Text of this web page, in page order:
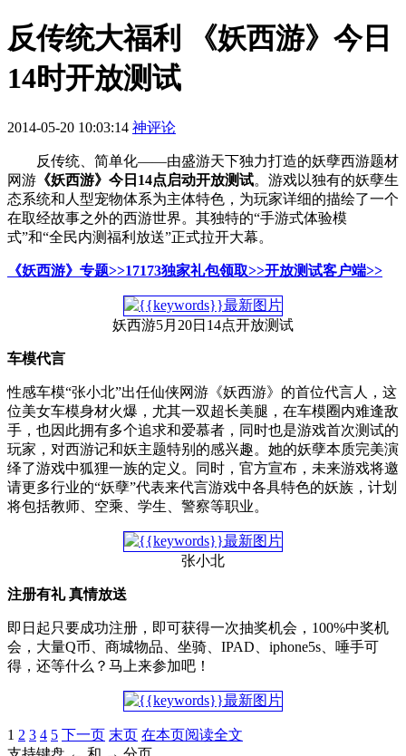
反传统大福利 《妖西游》今日
14时开放测试
2014-05-20 10:03:14 神评论
反传统、简单化——由盛游天下独力打造的妖孽西游题材
网游 《妖西游》今日14点启动开放测试。游戏以独有的妖孽生
态系统和人型宠物体系为主体特色，为玩家详细的描绘了一个
在取经故事之外的西游世界。其独特的“手游式体验模
式”和“全民内测福利放送”正式拉开大幕。
《妖西游》专题>>17173独家礼包领取>>开放测试客户端>>
妖西游5月20日14点开放测试
车模代言
性感车模“张小北”出任仙侠网游《妖西游》的首位代言人，这
位美女车模身材火爆，尤其一双超长美腿，在车模圈内难逢敌
手，也因此拥有多个追求和爱慕者，同时也是游戏首次测试的
玩家，对西游记和妖主题特别的感兴趣。她的妖孽本质完美演
绎了游戏中狐狸一族的定义。同时，官方宣布，未来游戏将邀
请更多行业的“妖孽”代表来代言游戏中各具特色的妖族，计划
将包括教师、空乘、学生、警察等职业。
张小北
注册有礼 真情放送
即日起只要成功注册，即可获得一次抽奖机会，100%中奖机
会，大量Q币、商城物品、坐骑、IPAD、iphone5s、唾手可
得，还等什么？马上来参加吧！
1 2 3 4 5 下一页 末页 在本页阅读全文